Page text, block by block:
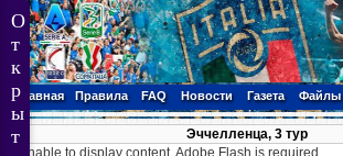
Главная Правила FAQ Новости Газета Файлы
Эччелленца, 3 тур
Unable to display content. Adobe Flash is required.